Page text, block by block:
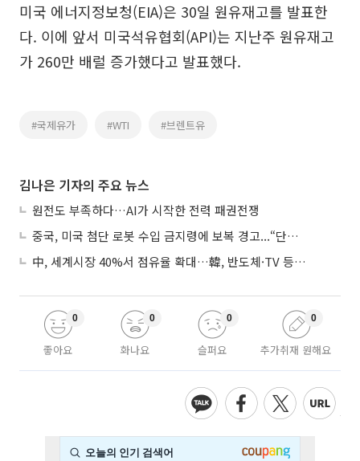
미국 에너지정보청(EIA)은 30일 원유재고를 발표한
다. 이에 앞서 미국석유협회(API)는 지난주 원유재고
가 260만 배럴 증가했다고 발표했다.
#국제유가 #WTI #브렌트유
김나은 기자의 주요 뉴스
원전도 부족하다…AI가 시작한 전력 패권전쟁
중국, 미국 첨단 로봇 수입 금지령에 보복 경고...“단호히 대응”
中, 세계시장 40%서 점유율 확대…韓, 반도체·TV 등 4개 품목 1위
좋아요
0
화나요
0
슬퍼요
0
추가취재 원해요
0